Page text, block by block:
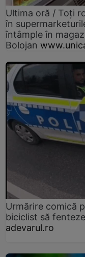
Ultima oră / Toți
în
întâmple în
Bolojan
Urmărire comică
biciclist să
adevarul.ro